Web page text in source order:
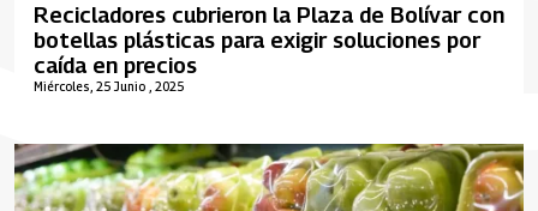
Miércoles, 25 Junio , 2025
Recicladores cubrieron la Plaza de Bolívar con
botellas plásticas para exigir soluciones por
caída en precios